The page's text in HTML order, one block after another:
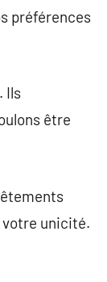
préférences
Ils
être
votre unicité.